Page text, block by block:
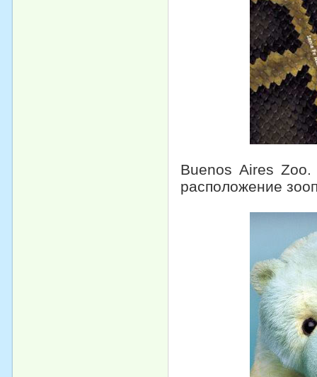
Buenos Aires Zoo.
расположение